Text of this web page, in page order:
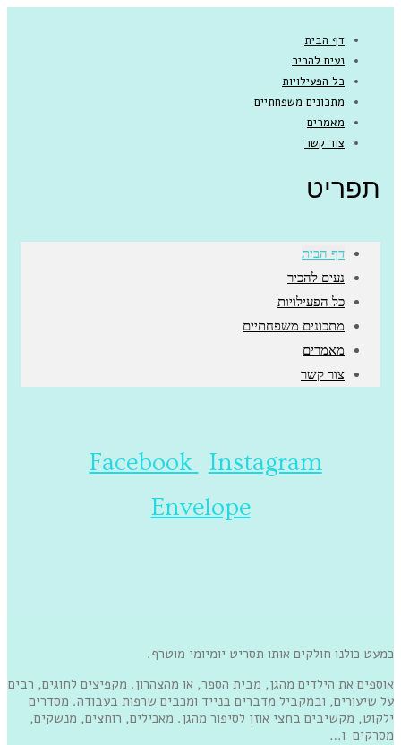
דף הבית
נעים להכיר
כל הפעילויות
מתכונים משפחתיים
מאמרים
צור קשר
תפריט
דף הבית
נעים להכיר
כל הפעילויות
מתכונים משפחתיים
מאמרים
צור קשר
Facebook
Instagram
Envelope
כמעט כולנו חולקים אותו תסריט יומיומי מוטרף.
אוספים את הילדים מהגן, מבית הספר, או מהצהרון. מקפיצים לחוגים, רבים
על שיעורים, ובמקביל מדברים בנייד ומכבים שרפות בעבודה. מסדרים
ילקוט, מקשיבים בחצי אוזן לסיפור מהגן. מאכילים, רוחצים, מנשקים,
מסרקים ו…